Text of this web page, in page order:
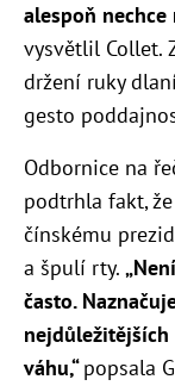
alespoň
vysvětlil Collet.
držení ruky
gesto
Odbornice na
podtrhla fakt,
čínskému
a špulí rty. „N
často.
nejdůležitějších
váhu,“popsala